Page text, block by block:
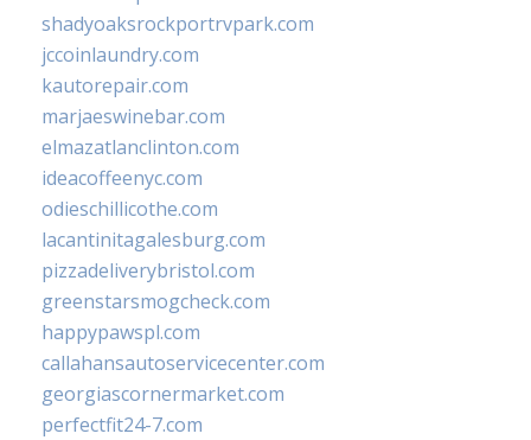
shadyoaksrockportrvpark.com
jccoinlaundry.com
kautorepair.com
marjaeswinebar.com
elmazatlanclinton.com
ideacoffeenyc.com
odieschillicothe.com
lacantinitagalesburg.com
pizzadeliverybristol.com
greenstarsmogcheck.com
happypawspl.com
callahansautoservicecenter.com
georgiascornermarket.com
perfectfit24-7.com